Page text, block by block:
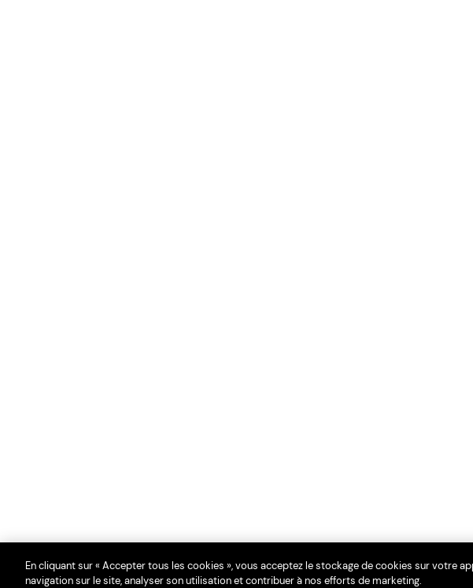
En cliquant sur « Accepter tous les cookies », vous acceptez le stockage de cookies sur votre
navigation sur le site, analyser son utilisation et contribuer à nos efforts de marketing.